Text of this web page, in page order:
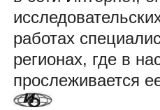
работах
регионах, где в
прослеживается